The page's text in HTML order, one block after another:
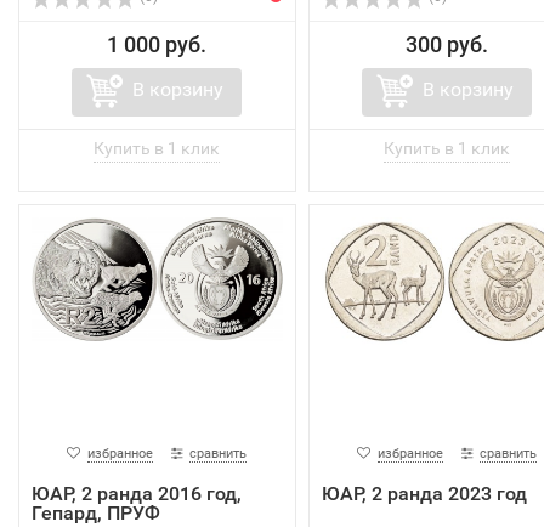
1 000 руб.
В корзину
300 руб.
В корзину
избранное сравнить
ЮАР, 2 ранда 2016 год,
Гепард, ПРУФ
избранное сравнить
ЮАР, 2 ранда 2023 год